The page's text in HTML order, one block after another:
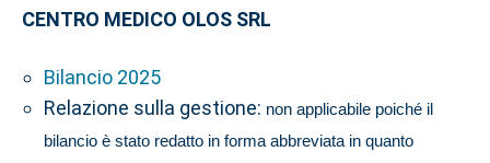
CENTRO MEDICO OLOS SRL
Bilancio 2025
Relazione sulla gestione: non applicabile poiché il
bilancio è stato redatto in forma abbreviata in quanto